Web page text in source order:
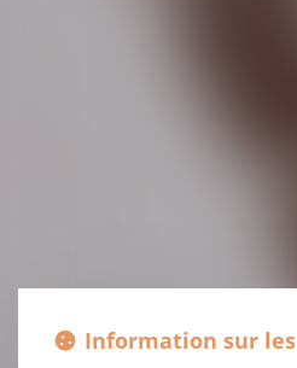
Information sur